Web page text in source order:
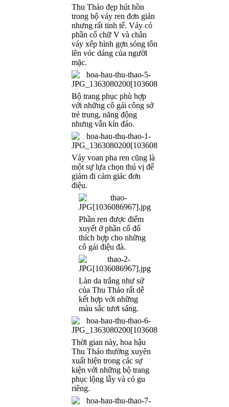
Thu Thảo đẹp hút hồn
trong bộ váy ren đơn giản
nhưng rất tinh tế. Váy có
phần cổ chữ V và chân
váy xếp hình gợn sóng tôn
lên vóc dáng của người
mặc.
Bộ trang phục phù hợp
với những cô gái công sở
trẻ trung, năng động
nhưng vẫn kín đáo.
Váy voan pha ren cũng là
một sự lựa chọn thú vị để
giảm đi cảm giác đơn
điệu.
Phần ren được điểm
xuyết ở phần cổ đổ
thích hợp cho những
cô gái điệu đà.
Làn da trắng như sứ
của Thu Thảo rất dễ
kết hợp với những
màu sắc tươi sáng.
Thời gian này, hoa hậu
Thu Thảo thường xuyên
xuất hiện trong các sự
kiện với những bộ trang
phục lộng lẫy và có gu
riêng.